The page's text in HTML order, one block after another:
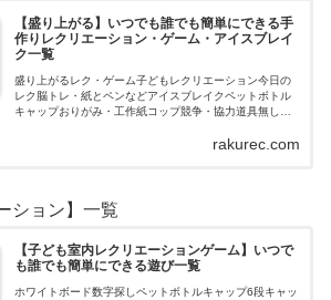
【盛り上がる】いつでも誰でも簡単にできる手
作りレクリエーション・ゲーム・アイスブレイ
ク一覧
盛り上がるレク・ゲーム子どもレクリエーション今日の
レク脳トレ・紙とペンなどアイスブレイクペットボトル
キャップおりがみ・工作紙コップ競争・協力道具無し・
ロおはじき体操スライム脳トレ無料素材Yo…rakurec.com
ション】一覧
【子ども室内レクリエーションゲーム】いつで
も誰でも簡単にできる遊び一覧
ホワイトボード数字探しペットボトルキャップ6段キャッ